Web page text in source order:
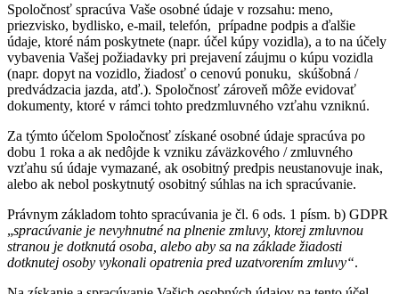
Spoločnosť spracúva Vaše osobné údaje v rozsahu: meno,
priezvisko, bydlisko, e-mail, telefón, prípadne podpis a ďalšie
údaje, ktoré nám poskytnete (napr. účel kúpy vozidla), a to na účely
vybavenia Vašej požiadavky pri prejavení záujmu o kúpu vozidla
(napr. dopyt na vozidlo, žiadosť o cenovú ponuku, skúšobná /
predvádzacia jazda, atď.). Spoločnosť zároveň môže evidovať
dokumenty, ktoré v rámci tohto predzmluvného vzťahu vzniknú.
Za týmto účelom Spoločnosť získané osobné údaje spracúva po
dobu 1 roka a ak nedôjde k vzniku záväzkového / zmluvného
vzťahu sú údaje vymazané, ak osobitný predpis neustanovuje inak,
alebo ak nebol poskytnutý osobitný súhlas na ich spracúvanie.
Právnym základom tohto spracúvania je čl. 6 ods. 1 písm. b) GDPR
„spracúvanie je nevyhnutné na plnenie zmluvy, ktorej zmluvnou
stranou je dotknutá osoba, alebo aby sa na základe žiadosti
dotknutej osoby vykonali opatrenia pred uzatvorením zmluvy“.